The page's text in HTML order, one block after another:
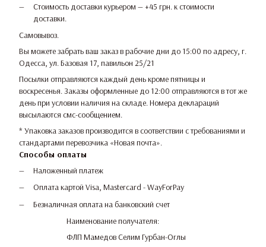
Стоимость доставки курьером — +45 грн. к стоимости
доставки.
Самовывоз.
Вы можете забрать ваш заказ в рабочие дни до 15:00 по адресу, г.
Одесса, ул. Базовая 17, павильон 25/21
Посылки отправляются каждый день кроме пятницы и
воскресенья. Заказы оформленные до 12:00 отправляются в тот же
день при условии наличия на складе. Номера деклараций
высылаются смс-сообщением.
* Упаковка заказов производится в соответствии с требованиями и
стандартами перевозчика «Новая почта».
Способы оплаты
Наложенный платеж
Оплата картой Visa, Mastercard - WayForPay
Безналичная оплата на банковский счет
Наименование получателя:
ФЛП Мамедов Селим Гурбан-Оглы